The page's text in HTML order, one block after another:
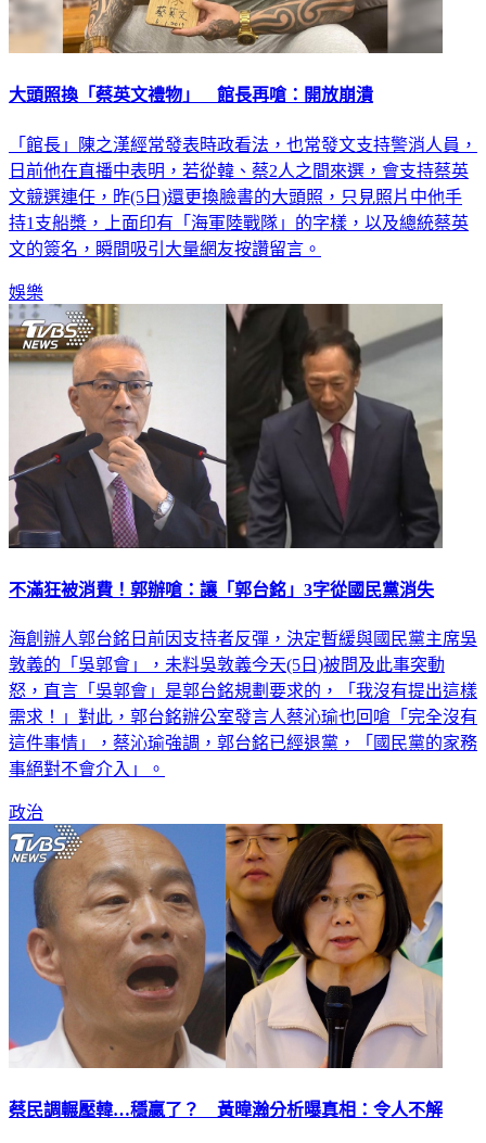
大頭照換「蔡英文禮物」 館長再嗆：開放崩潰
「館長」陳之漢經常發表時政看法，也常發文支持警消人員，
日前他在直播中表明，若從韓、蔡2人之間來選，會支持蔡英
文競選連任，昨(5日)還更換臉書的大頭照，只見照片中他手
持1支船槳，上面印有「海軍陸戰隊」的字樣，以及總統蔡英
文的簽名，瞬間吸引大量網友按讚留言。
娛樂
不滿狂被消費！郭辦嗆：讓「郭台銘」3字從國民黨消失
海創辦人郭台銘日前因支持者反彈，決定暫緩與國民黨主席吳
敦義的「吳郭會」，未料吳敦義今天(5日)被問及此事突動
怒，直言「吳郭會」是郭台銘規劃要求的，「我沒有提出這樣
需求！」對此，郭台銘辦公室發言人蔡沁瑜也回嗆「完全沒有
這件事情」，蔡沁瑜強調，郭台銘已經退黨，「國民黨的家務
事絕對不會介入」。
政治
蔡民調輾壓韓…穩贏了？ 黃暐瀚分析曝真相：令人不解